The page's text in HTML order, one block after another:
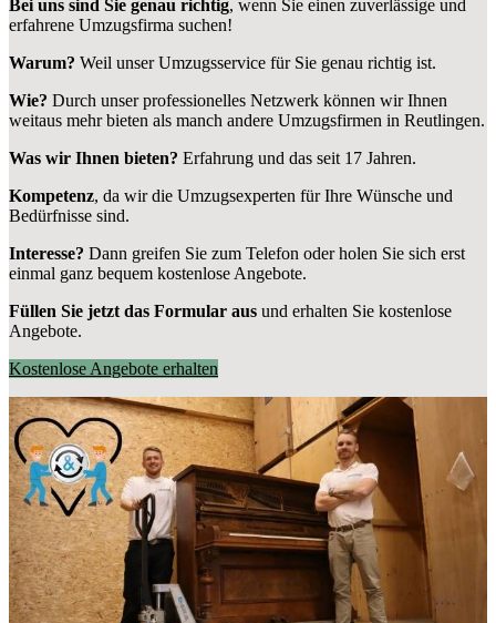
Bei uns sind Sie genau richtig, wenn Sie einen zuverlässige und
erfahrene Umzugsfirma suchen!
Warum? Weil unser Umzugsservice für Sie genau richtig ist.
Wie? Durch unser professionelles Netzwerk können wir Ihnen
weitaus mehr bieten als manch andere Umzugsfirmen in Reutlingen.
Was wir Ihnen bieten? Erfahrung und das seit 17 Jahren.
Kompetenz, da wir die Umzugsexperten für Ihre Wünsche und
Bedürfnisse sind.
Interesse? Dann greifen Sie zum Telefon oder holen Sie sich erst
einmal ganz bequem kostenlose Angebote.
Füllen Sie jetzt das Formular aus und erhalten Sie kostenlose
Angebote.
Kostenlose Angebote erhalten